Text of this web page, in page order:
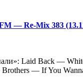
— Re-Mix 383
Laid Back —
Brothers — If You